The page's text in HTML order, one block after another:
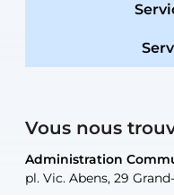
Vous nous
Administration
pl. Vic. Abens, 29
Administration
pl. Vic. Abens, 29
Administration
pl. Vic. Abens, 29
Administration
pl. Vic. Abens, 29
Atelier Communal de
30, rue Neugarten, L-